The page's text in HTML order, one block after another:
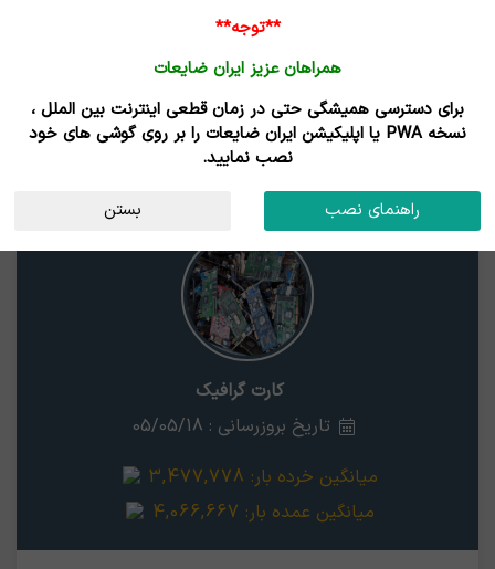
قیمت روز خریداران فروشندگان
نتایج جستجوی قیمت
گلستان
کارت گرافیک
تاریخ بروزرسانی : 05/05/18
میانگین خرده بار: 3,477,778
میانگین عمده بار: 4,066,667
**توجه**
همراهان عزیز ایران ضایعات
برای دسترسی همیشگی حتی در زمان قطعی اینترنت بین الملل ،
نسخه PWA یا اپلیکیشن ایران ضایعات را بر روی گوشی های خود
نصب نمایید.
راهنمای نصب بستن